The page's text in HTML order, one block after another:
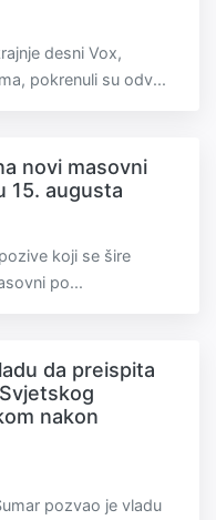
desni Vox,
pokrenuli su odv...
novi masovni
15. augusta
koji se šire
po...
da preispita
nakon
pozvao je vladu